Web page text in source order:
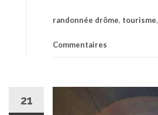
randonnée drôme, tourisme,
Commentaires
21